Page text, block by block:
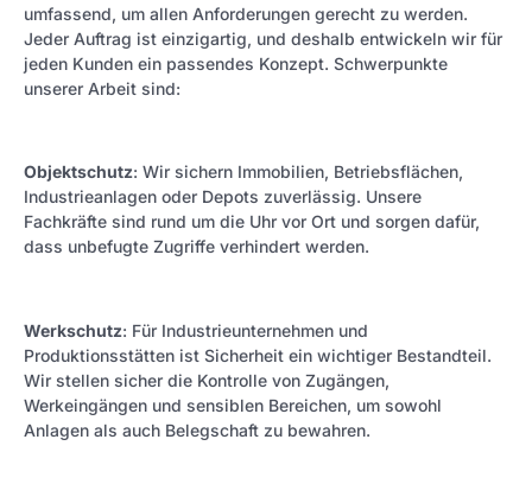
umfassend, um allen Anforderungen gerecht zu werden.
Jeder Auftrag ist einzigartig, und deshalb entwickeln wir für
jeden Kunden ein passendes Konzept. Schwerpunkte
unserer Arbeit sind:
Objektschutz: Wir sichern Immobilien, Betriebsflächen,
Industrieanlagen oder Depots zuverlässig. Unsere
Fachkräfte sind rund um die Uhr vor Ort und sorgen dafür,
dass unbefugte Zugriffe verhindert werden.
Werkschutz: Für Industrieunternehmen und
Produktionsstätten ist Sicherheit ein wichtiger Bestandteil.
Wir stellen sicher die Kontrolle von Zugängen,
Werkeingängen und sensiblen Bereichen, um sowohl
Anlagen als auch Belegschaft zu bewahren.